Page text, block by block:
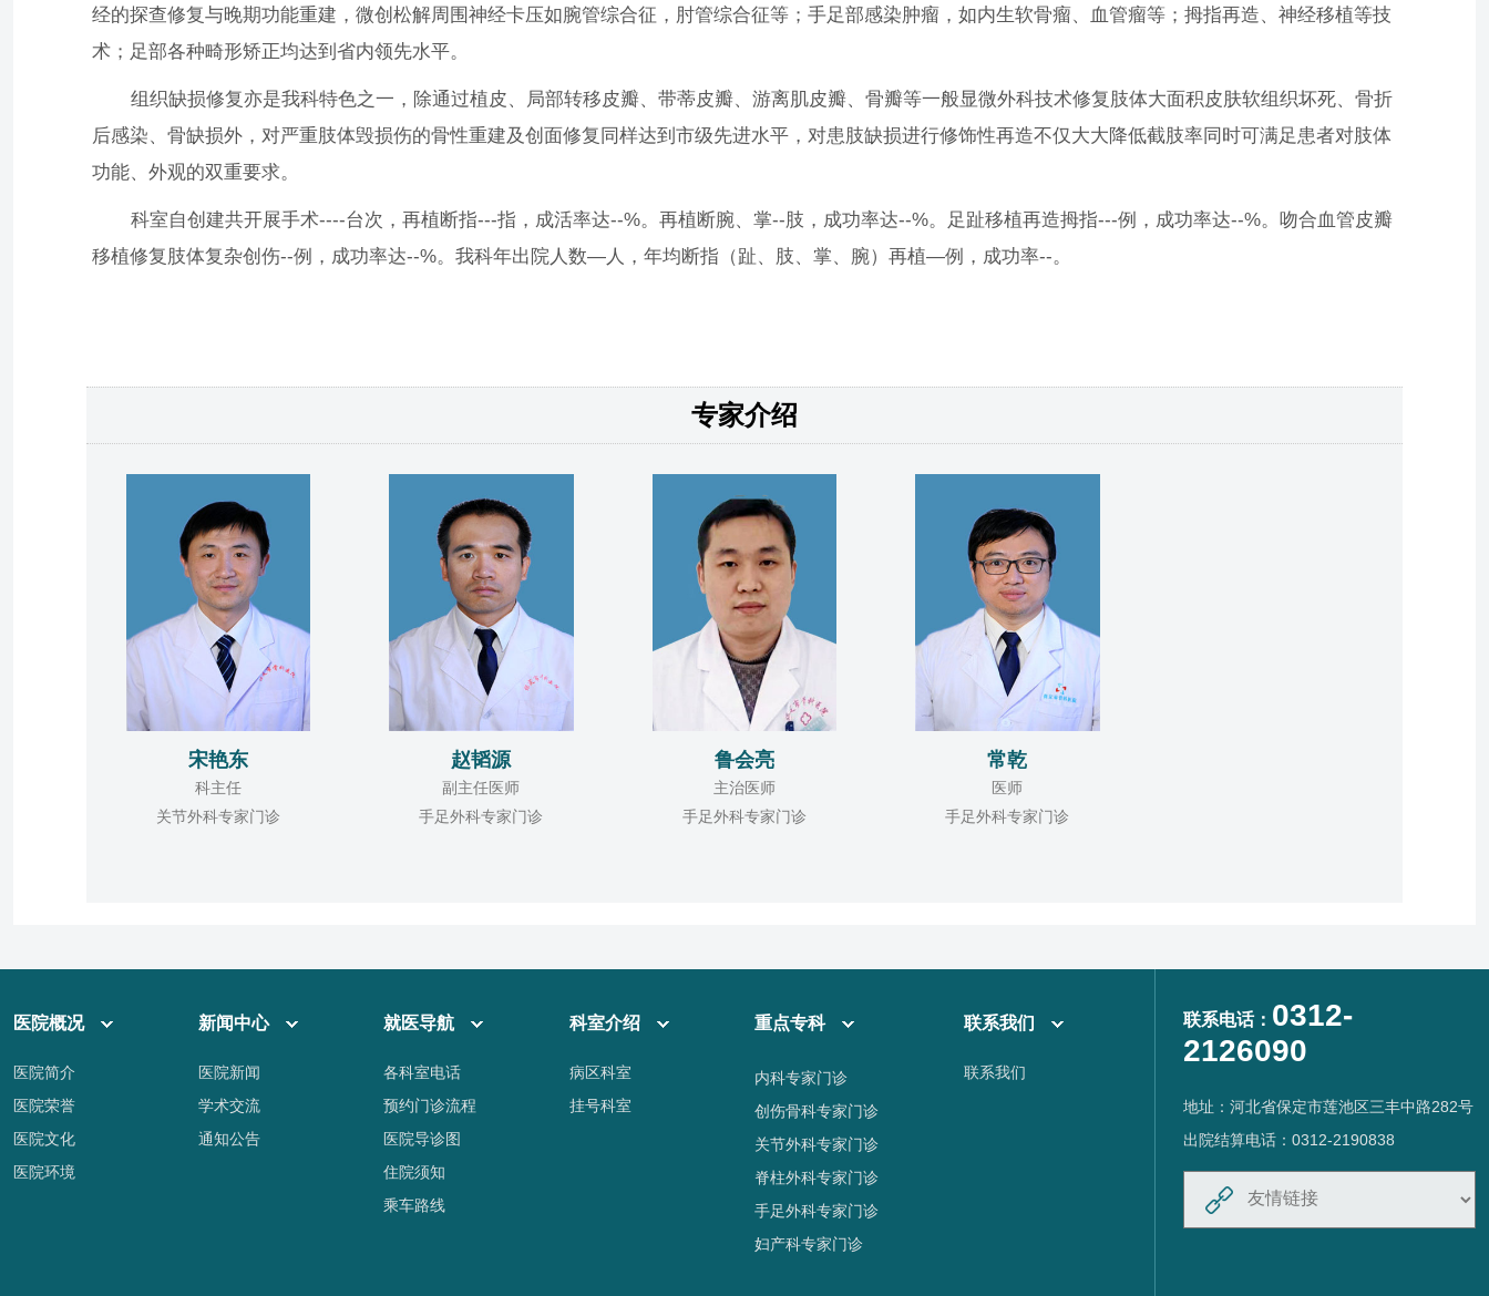
经的探查修复与晚期功能重建，微创松解周围神经卡压如腕管综合征，肘管综合征等；手足部感染肿瘤，如内生软骨瘤、血管瘤等；拇指再造、神经移植等技
术；足部各种畸形矫正均达到省内领先水平。
组织缺损修复亦是我科特色之一，除通过植皮、局部转移皮瓣、带蒂皮瓣、游离肌皮瓣、骨瓣等一般显微外科技术修复肢体大面积皮肤软组织坏死、骨折
后感染、骨缺损外，对严重肢体毁损伤的骨性重建及创面修复同样达到市级先进水平，对患肢缺损进行修饰性再造不仅大大降低截肢率同时可满足患者对肢体
功能、外观的双重要求。
科室自创建共开展手术----台次，再植断指---指，成活率达--%。再植断腕、掌--肢，成功率达--%。足趾移植再造拇指---例，成功率达--%。吻合血管皮瓣
移植修复肢体复杂创伤--例，成功率达--%。我科年出院人数—人，年均断指（趾、肢、掌、腕）再植—例，成功率--。
专家介绍
宋艳东
科主任
关节外科专家门诊
赵韬源
副主任医师
手足外科专家门诊
鲁会亮
主治医师
手足外科专家门诊
常乾
医师
手足外科专家门诊
医院概况
医院简介
医院荣誉
医院文化
医院环境
新闻中心
医院新闻
学术交流
通知公告
就医导航
各科室电话
预约门诊流程
医院导诊图
住院须知
乘车路线
科室介绍
病区科室
挂号科室
重点专科
内科专家门诊
创伤骨科专家门诊
关节外科专家门诊
脊柱外科专家门诊
手足外科专家门诊
妇产科专家门诊
联系我们
联系我们
联系电话： 0312-
2126090
地址：河北省保定市莲池区三丰中路282号
出院结算电话：0312-2190838